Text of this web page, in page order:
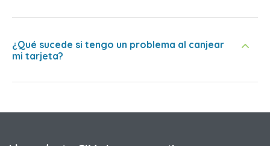
¿Qué sucede si tengo un problema al canjear
mi tarjeta?